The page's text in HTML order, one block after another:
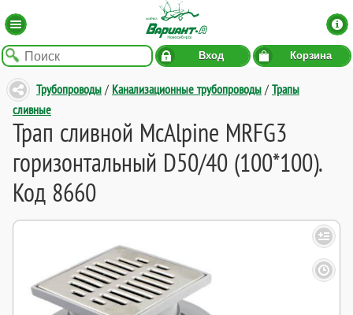
Вход Корзина
Трубопроводы / Канализационные трубопроводы / Трапы
сливные
Трап сливной McAlpine MRFG3
горизонтальный D50/40 (100*100).
Код 8660